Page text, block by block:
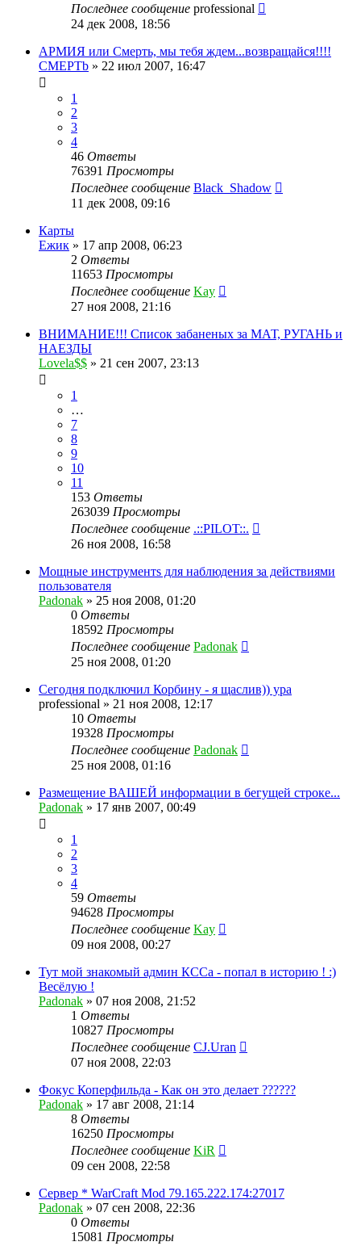
Последнее сообщение professional
24 дек 2008, 18:56
АРМИЯ или Смерть, мы тебя ждем...возвращайся!!!!
CMEPTb » 22 июл 2007, 16:47
1
2
3
4
46 Ответы
76391 Просмотры
Последнее сообщение Black_Shadow
11 дек 2008, 09:16
Карты
Ежик » 17 апр 2008, 06:23
2 Ответы
11653 Просмотры
Последнее сообщение Kay
27 ноя 2008, 21:16
ВНИМАНИЕ!!! Список забаненых за МАТ, РУГАНЬ и
НАЕЗДЫ
Lovela$$ » 21 сен 2007, 23:13
1
…
7
8
9
10
11
153 Ответы
263039 Просмотры
Последнее сообщение .::PILOT::.
26 ноя 2008, 16:58
Мощныe инструментs для наблюдения за действиями
пользователя
Padonak » 25 ноя 2008, 01:20
0 Ответы
18592 Просмотры
Последнее сообщение Padonak
25 ноя 2008, 01:20
Сегодня подключил Корбину - я щаслив)) ура
professional » 21 ноя 2008, 12:17
10 Ответы
19328 Просмотры
Последнее сообщение Padonak
25 ноя 2008, 01:16
Размещение ВАШЕЙ информации в бегущей строке...
Padonak » 17 янв 2007, 00:49
1
2
3
4
59 Ответы
94628 Просмотры
Последнее сообщение Kay
09 ноя 2008, 00:27
Тут мой знакомый админ КССа - попал в историю ! :)
Весёлую !
Padonak » 07 ноя 2008, 21:52
1 Ответы
10827 Просмотры
Последнее сообщение CJ.Uran
07 ноя 2008, 22:03
Фокус Коперфильда - Как он это делает ??????
Padonak » 17 авг 2008, 21:14
8 Ответы
16250 Просмотры
Последнее сообщение KiR
09 сен 2008, 22:58
Сервер * WarCraft Mod 79.165.222.174:27017
Padonak » 07 сен 2008, 22:36
0 Ответы
15081 Просмотры